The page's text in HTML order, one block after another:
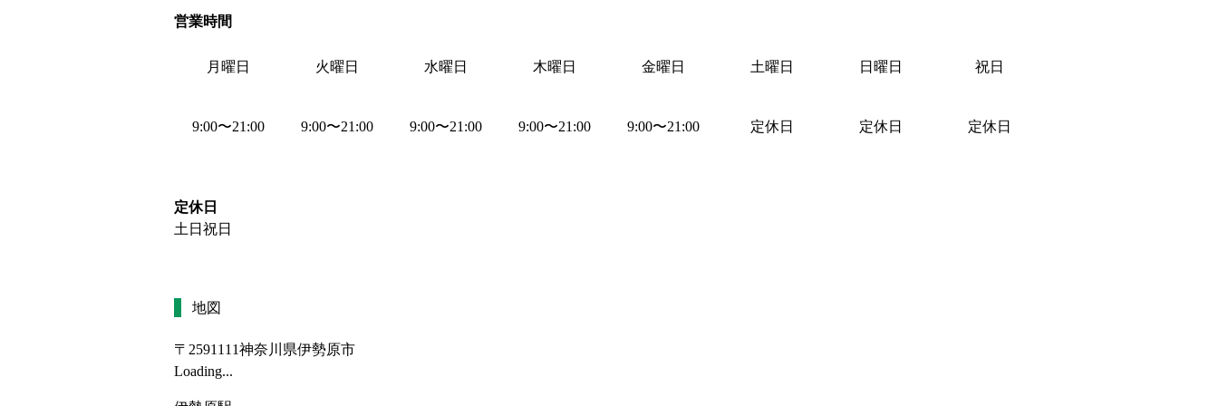
営業時間
月曜日 火曜日 水曜日 木曜日 金曜日 土曜日 日曜日 祝日
9:00〜21:00 9:00〜21:00 9:00〜21:00 9:00〜21:00 9:00〜21:00 定休日 定休日 定休日
定休日
土日祝日
地図
〒2591111神奈川県伊勢原市
Loading...